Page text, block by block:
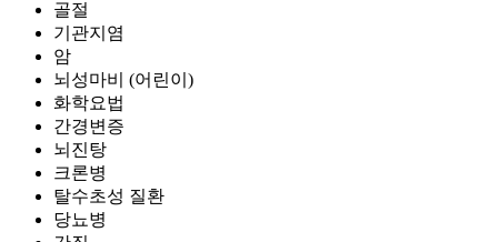
골절
기관지염
암
뇌성마비 (어린이)
화학요법
간경변증
뇌진탕
크론병
탈수초성 질환
당뇨병